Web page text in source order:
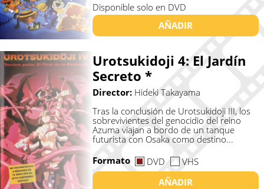
Disponible solo en DVD
AÑADIR
Urotsukidoji 4: El Jardí­n
Secreto *
Director: Hideki Takayama
Tras la conclusión de Urotsukidoji III, los
sobrevivientes del genocidio del reino
Azuma viajan a bordo de un tanque
futurista con Osaka como destino...
Formato
DVD
VHS
AÑADIR